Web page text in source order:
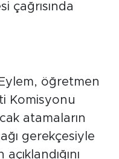
çağrısında
Eylem, öğretmen
Komisyonu
atamaların
gerekçesiyle